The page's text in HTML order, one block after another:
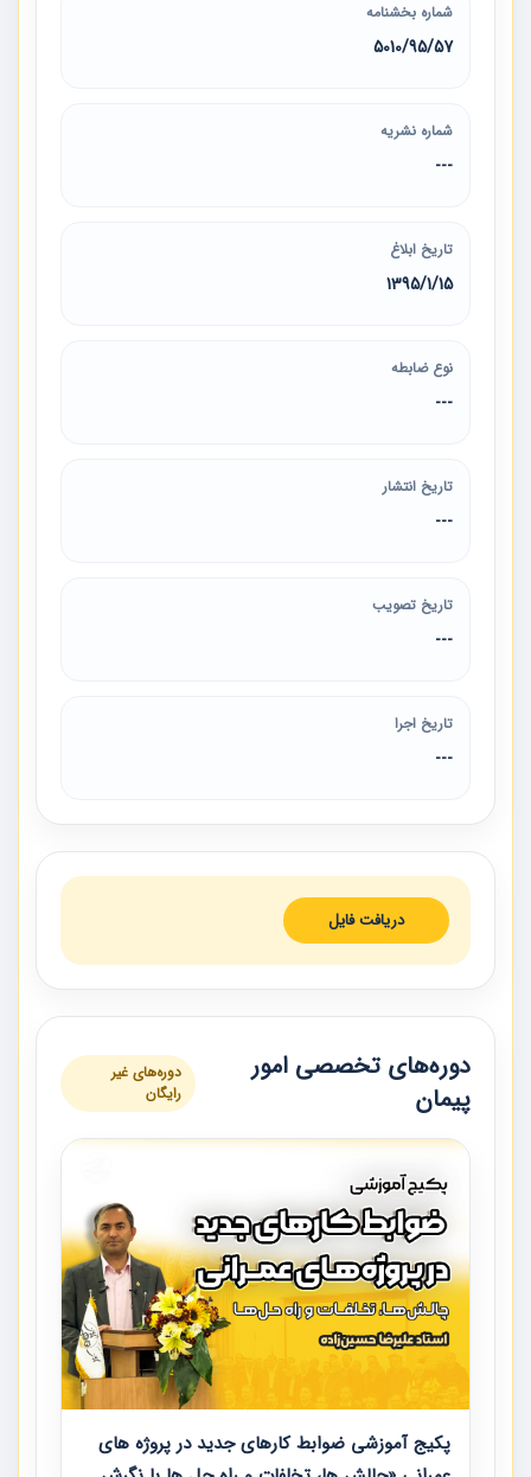
شماره بخشنامه
5010/95/57
شماره نشریه
---
تاریخ ابلاغ
1395/1/15
نوع ضابطه
---
تاریخ انتشار
---
تاریخ تصویب
---
تاریخ اجرا
---
دریافت فایل
دوره‌های تخصصی امور
پیمان
دوره‌های غیر
رایگان
پکیج آموزشی ضوابط کارهای جدید در پروژه های